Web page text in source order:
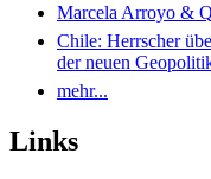
Marcela Arroyo &
Chile: Herrscher
der neuen
mehr...
Links